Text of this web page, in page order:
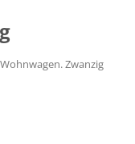
Zwanzig